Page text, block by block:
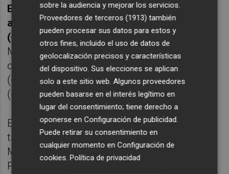
En la sesión de hoy, han destacado los
aumentos de Amadeus (+4,63%), Fluidra
(+4,30%), Colonial (+3,96%),Rovi (+3,95%) y
Merlin Properties (+3,54%). Por el lado
contrario, han cerrado en negativo Endesa
(-1,78%), Red Eléctrica (-1,20%), Enagás
(-1,15%) y Solaria (-0,89%).
El resto de bolsas europeas han cerrado
también al alza, con subidas del 1,45% en
Milán, del 1,16% en Francfort, del 1,57% en
París y del 0,18% en Londres.
sobre la audiencia y mejorar los servicios.
Proveedores de terceros (1913) también
pueden procesar sus datos para estos y
otros fines, incluido el uso de datos de
geolocalización precisos y características
del dispositivo. Sus elecciones se aplican
solo a este sitio web. Algunos proveedores
pueden basarse en el interés legítimo en
lugar del consentimiento; tiene derecho a
oponerse enConfiguración de publicidad.
Puede retirar su consentimiento en
cualquier momento enConfiguración de
cookies.Política de privacidad